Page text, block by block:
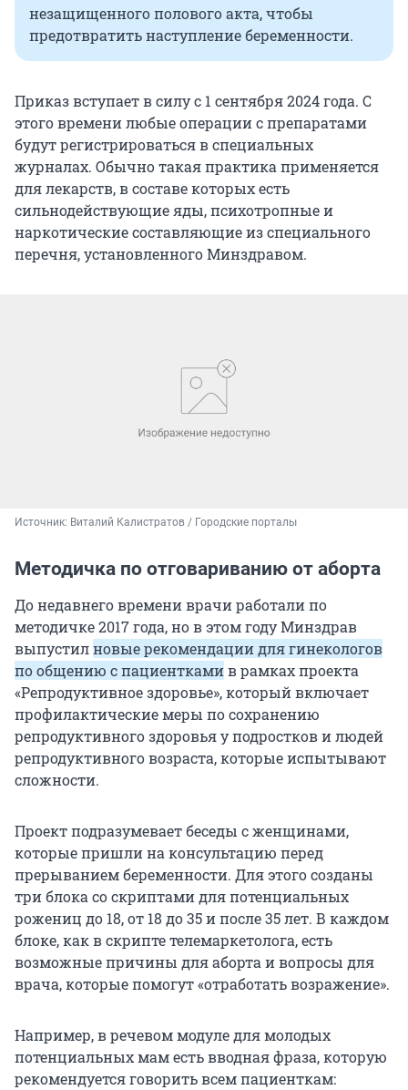
незащищенного полового акта, чтобы
предотвратить наступление беременности.
Приказ вступает в силу с 1 сентября 2024 года. С
этого времени любые операции с препаратами
будут регистрироваться в специальных
журналах. Обычно такая практика применяется
для лекарств, в составе которых есть
сильнодействующие яды, психотропные и
наркотические составляющие из специального
перечня, установленного Минздравом.
Источник: Виталий Калистратов / Городские порталы
Методичка по отговариванию от аборта
До недавнего времени врачи работали по
методичке 2017 года, но в этом году Минздрав
выпустилновые рекомендации для гинекологов
по общению с пациенткамив рамках проекта
«Репродуктивное здоровье», который включает
профилактические меры по сохранению
репродуктивного здоровья у подростков и людей
репродуктивного возраста, которые испытывают
сложности.
Проект подразумевает беседы с женщинами,
которые пришли на консультацию перед
прерыванием беременности. Для этого созданы
три блока со скриптами для потенциальных
рожениц до 18, от 18 до 35 и после 35 лет. В каждом
блоке, как в скрипте телемаркетолога, есть
возможные причины для аборта и вопросы для
врача, которые помогут «отработать возражение».
Например, в речевом модуле для молодых
потенциальных мам есть вводная фраза, которую
рекомендуется говорить всем пациенткам: